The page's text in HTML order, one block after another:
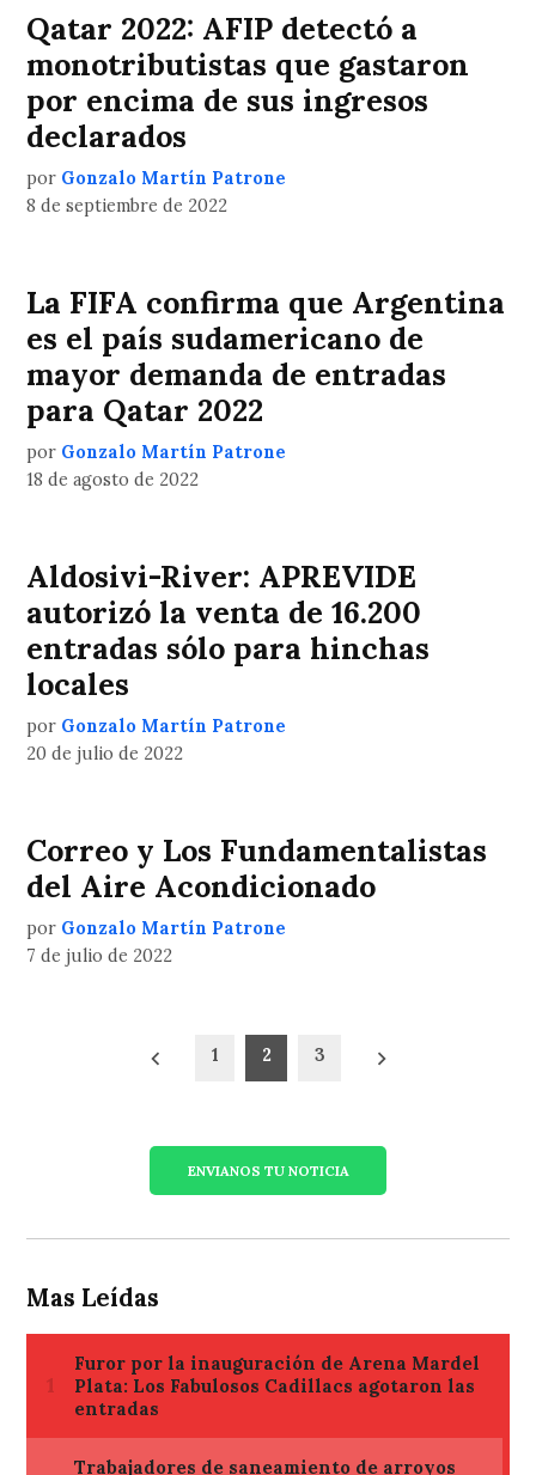
Qatar 2022: AFIP detectó a
monotributistas que gastaron
por encima de sus ingresos
declarados
por Gonzalo Martín Patrone
8 de septiembre de 2022
La FIFA confirma que Argentina
es el país sudamericano de
mayor demanda de entradas
para Qatar 2022
por Gonzalo Martín Patrone
18 de agosto de 2022
Aldosivi-River: APREVIDE
autorizó la venta de 16.200
entradas sólo para hinchas
locales
por Gonzalo Martín Patrone
20 de julio de 2022
Correo y Los Fundamentalistas
del Aire Acondicionado
por Gonzalo Martín Patrone
7 de julio de 2022
Paginación
1 2 3
ENVIANOS TU NOTICIA
Mas Leídas